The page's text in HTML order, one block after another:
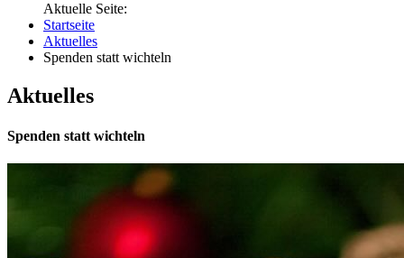
Aktuelle Seite:
Startseite
Aktuelles
Spenden statt wichteln
Aktuelles
Spenden statt wichteln